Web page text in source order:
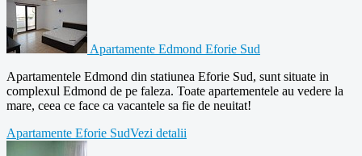
Apartamente Edmond Eforie Sud
Apartamentele Edmond din statiunea Eforie Sud, sunt situate in
complexul Edmond de pe faleza. Toate apartementele au vedere la
mare, ceea ce face ca vacantele sa fie de neuitat!
Apartamente Eforie SudVezi detalii